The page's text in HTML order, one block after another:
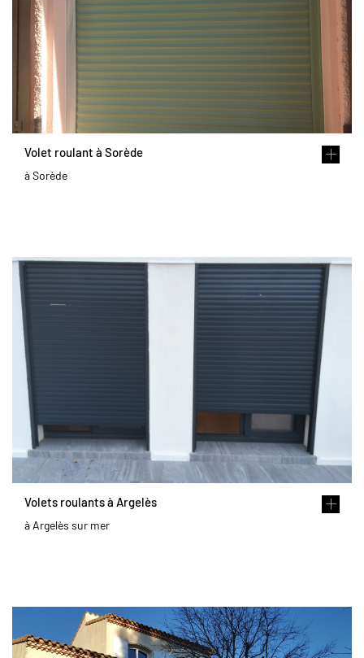
Volet roulant à Sorède
à Sorède
Volets roulants à Argelès
à Argelès sur mer